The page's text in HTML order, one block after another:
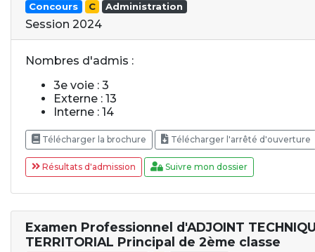
Concours C Administration
Session 2024
Nombres d'admis :
3e voie : 3
Externe : 13
Interne : 14
Télécharger la brochure Télécharger l'arrêté d'ouverture
Résultats d'admission Suivre mon dossier
Examen Professionnel d'ADJOINT
TERRITORIAL Principal de 2ème classe